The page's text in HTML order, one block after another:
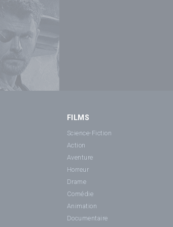
FILMS
Science-Fiction
Action
Aventure
Horreur
Drame
Comédie
Animation
Documentaire